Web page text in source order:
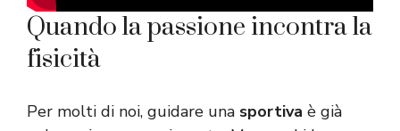
Quando la passione incontra la
fisicità
Per molti di noi, guidare una sportiva è già